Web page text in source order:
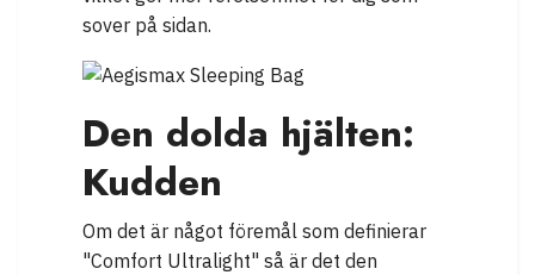
sover på sidan.
Den dolda hjälten:
Kudden
Om det är något föremål som definierar
"Comfort Ultralight" så är det den